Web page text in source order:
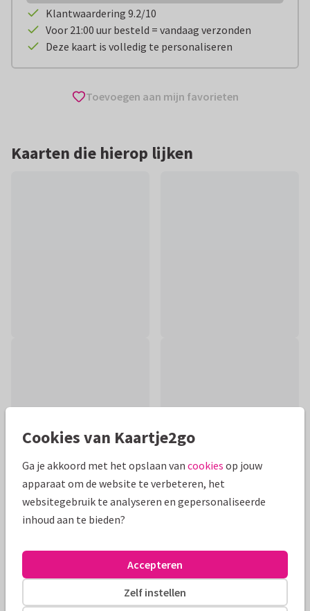
Klantwaardering 9.2/10
Voor 21:00 uur besteld = vandaag verzonden
Deze kaart is volledig te personaliseren
Toevoegen aan mijn favorieten
Kaarten die hierop lijken
Productinformatie
Vrolijke kaart met een paard en de tekst 'hi-hi-hiep hoera!'
met feestelijke confetti! Met aan de binnenkant ruimte voor
Cookies van Kaartje2go
Ga je akkoord met het opslaan van cookies op jouw
apparaat om de website te verbeteren, het
websitegebruik te analyseren en gepersonaliseerde
inhoud aan te bieden?
Zelf instellen
Accepteren